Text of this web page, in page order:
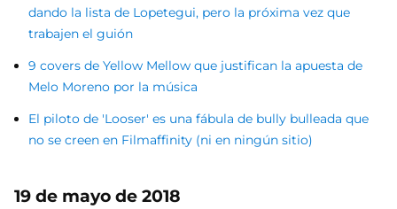
dando la lista de Lopetegui, pero la próxima vez que
trabajen el guión
9 covers de Yellow Mellow que justifican la apuesta de
Melo Moreno por la música
El piloto de 'Looser' es una fábula de bully bulleada que
no se creen en Filmaffinity (ni en ningún sitio)
19 de mayo de 2018